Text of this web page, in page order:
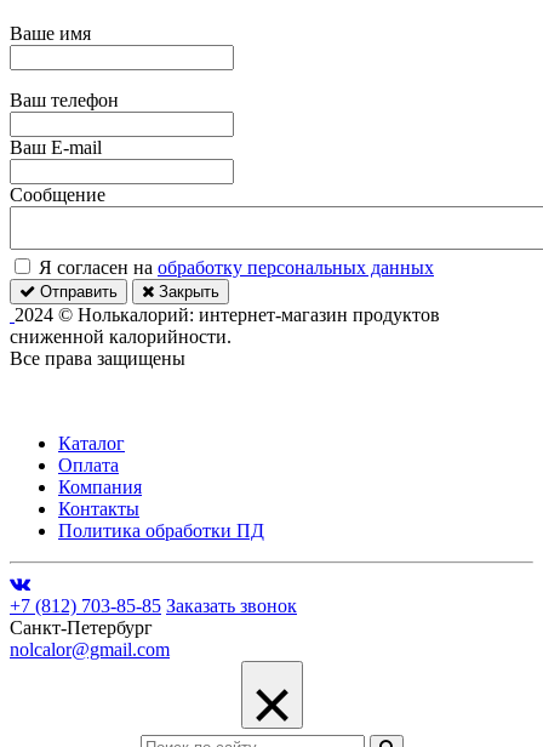
Ваше имя
Ваш телефон
Ваш E-mail
Сообщение
Я согласен на обработку персональных данных
Отправить Закрыть
2024 © Нолькалорий: интернет-магазин продуктов
сниженной калорийности.
Все права защищены
Каталог
Оплата
Компания
Контакты
Политика обработки ПД
+7 (812) 703-85-85 Заказать звонок
Санкт-Петербург
nolcalor@gmail.com
×